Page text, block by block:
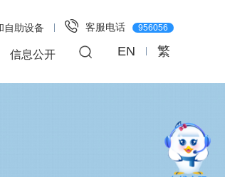
自助设备 客服电话 956056
EN 繁
信息公开